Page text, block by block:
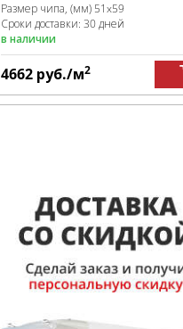
Размер чипа, (мм) 51x59
Сроки доставки: 30 дней
в наличии
4662 руб./м2